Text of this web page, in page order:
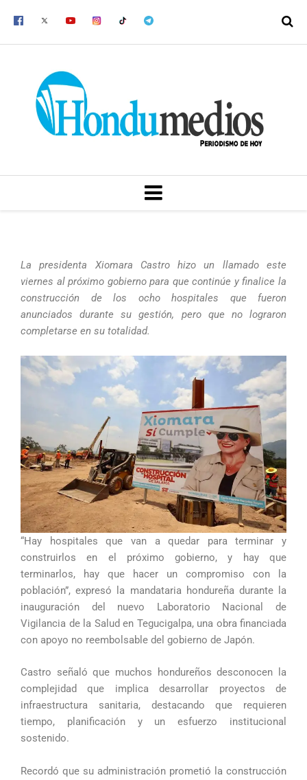
MENU
La presidenta Xiomara Castro hizo un llamado este
viernes al próximo gobierno para que continúe y finalice la
construcción de los ocho hospitales que fueron
anunciados durante su gestión, pero que no lograron
completarse en su totalidad.
“Hay hospitales que van a quedar para terminar y
construirlos en el próximo gobierno, y hay que
terminarlos, hay que hacer un compromiso con la
población”, expresó la mandataria hondureña durante la
inauguración del nuevo Laboratorio Nacional de
Vigilancia de la Salud en Tegucigalpa, una obra financiada
con apoyo no reembolsable del gobierno de Japón.
Castro señaló que muchos hondureños desconocen la
complejidad que implica desarrollar proyectos de
infraestructura sanitaria, destacando que requieren
tiempo, planificación y un esfuerzo institucional
sostenido.
Recordó que su administración prometió la construcción